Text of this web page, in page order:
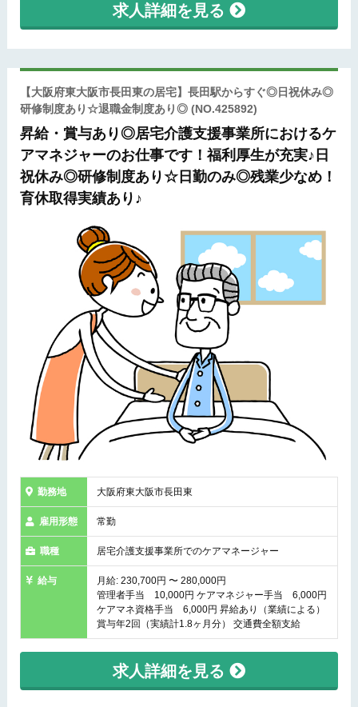
求人詳細を見る
【大阪府東大阪市長田東の居宅】長田駅からすぐ◎日祝休み◎
研修制度あり☆退職金制度あり◎ (NO.425892)
昇給・賞与あり◎居宅介護支援事業所におけるケ
アマネジャーのお仕事です！福利厚生が充実♪日
祝休み◎研修制度あり☆日勤のみ◎残業少なめ！
育休取得実績あり♪
勤務地 大阪府東大阪市長田東
雇用形態 常勤
職種 居宅介護支援事業所でのケアマネージャー
給与
月給: 230,700円 〜 280,000円
管理者手当 10,000円 ケアマネジャー手当 6,000円
ケアマネ資格手当 6,000円 昇給あり（業績による）
賞与年2回（実績計1.8ヶ月分） 交通費全額支給
求人詳細を見る